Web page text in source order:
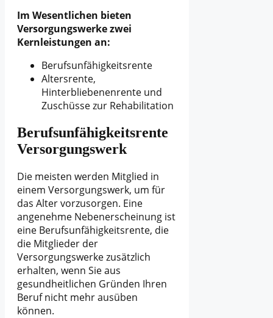
Im Wesentlichen bieten
Versorgungswerke zwei
Kernleistungen an:
Berufsunfähigkeitsrente
Altersrente,
Hinterbliebenenrente und
Zuschüsse zur Rehabilitation
Berufsunfähigkeitsrente
Versorgungswerk
Die meisten werden Mitglied in
einem Versorgungswerk, um für
das Alter vorzusorgen. Eine
angenehme Nebenerscheinung ist
eine Berufsunfähigkeitsrente, die
die Mitglieder der
Versorgungswerke zusätzlich
erhalten, wenn Sie aus
gesundheitlichen Gründen Ihren
Beruf nicht mehr ausüben
können.